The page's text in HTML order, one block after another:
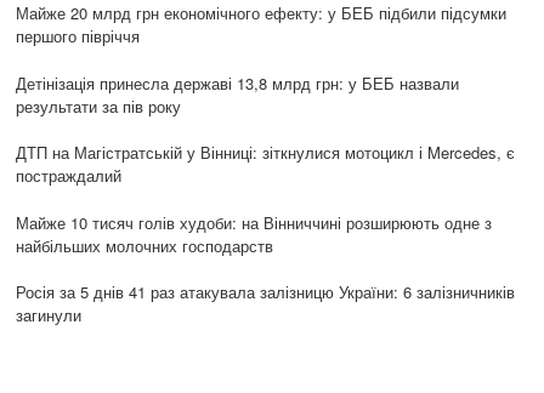
Майже 20 млрд грн економічного ефекту: у БЕБ підбили підсумки
першого півріччя
Детінізація принесла державі 13,8 млрд грн: у БЕБ назвали
результати за пів року
ДТП на Магістратській у Вінниці: зіткнулися мотоцикл і Mercedes, є
постраждалий
Майже 10 тисяч голів худоби: на Вінниччині розширюють одне з
найбільших молочних господарств
Росія за 5 днів 41 раз атакувала залізницю України: 6 залізничників
загинули